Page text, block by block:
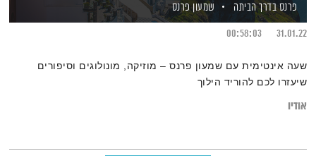
פרנס בדרך הביתה
שמעון פרנס
31.01.22
00:58:03
שעה אינטימית עם שמעון פרנס – מוזיקה, מונולוגים וסיפורים
שיעזרו לכם להוריד הילוך
אודיו